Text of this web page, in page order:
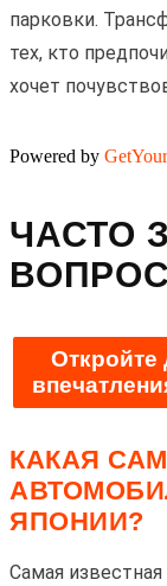
парковки.
тех, кто
хочет
Powered by
ЧАСТО
Откройте
КАКАЯ
ЯПОНИИ?
Самая